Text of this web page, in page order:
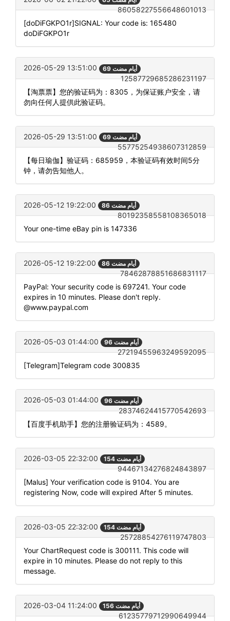
86058227556648601013
[doDiFGKPO1r]SIGNAL: Your code is: 165480
doDiFGKPO1r
2026-05-29 13:51:00 69 أيام مضت
12587729685286231197
【淘票票】您的验证码为：8305，为保证账户安全，请
勿向任何人提供此验证码。
2026-05-29 13:51:00 69 أيام مضت
55775254938607312859
【每日瑜伽】验证码：685959，本验证码有效时间5分
钟，请勿告知他人。
2026-05-12 19:22:00 86 أيام مضت
80192358558108365018
Your one-time eBay pin is 147336
2026-05-12 19:22:00 86 أيام مضت
78462878851686831117
PayPal: Your security code is 697241. Your code
expires in 10 minutes. Please don't reply.
@www.paypal.com
2026-05-03 01:44:00 96 أيام مضت
27219455963249592095
[Telegram]Telegram code 300835
2026-05-03 01:44:00 96 أيام مضت
28374624415770542693
【百度手机助手】您的注册验证码为：4589。
2026-03-05 22:32:00 154 أيام مضت
94467134276824843897
[Malus] Your verification code is 9104. You are
registering Now, code will expired After 5 minutes.
2026-03-05 22:32:00 154 أيام مضت
25728854276119747803
Your ChartRequest code is 300111. This code will
expire in 10 minutes. Please do not reply to this
message.
2026-03-04 11:24:00 156 أيام مضت
61235779712990649944